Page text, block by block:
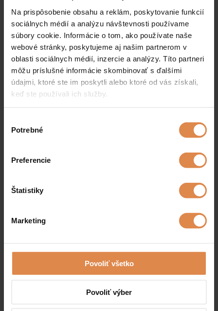
Na prispôsobenie obsahu a reklám, poskytovanie funkcií
sociálnych médií a analýzu návštevnosti používame
súbory cookie. Informácie o tom, ako používate naše
webové stránky, poskytujeme aj našim partnerom v
oblasti sociálnych médií, inzercie a analýzy. Títo partneri
môžu príslušné informácie skombinovať s ďalšími
údajmi, ktoré ste im poskytli alebo ktoré od vás získali,
keď ste používali ich služby.
súhlasu
Potrebné
Preferencie
Štatistiky
Marketing
Povoliť všetko
Povoliť výber
Pobyt na 3 dny -
(2 noci) pro 2 osoby
REZERVOVAT POBYT: